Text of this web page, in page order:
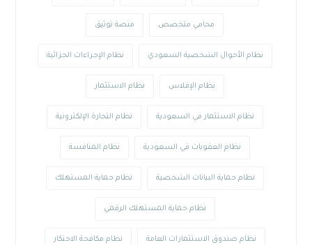
محامي متخصص منصة توثيق
نظام الأحوال الشخصية السعودي نظام الإجراءات الجزائية
نظام الإفلاس نظام الاستثمار
نظام الاستثمار في السعودية نظام التجارة الإلكترونية
نظام العقوبات في السعودية نظام المنافسة
نظام حماية البيانات الشخصية نظام حماية المستهلك
نظام حماية المستهلك الرقمي
نظام صندوق الاستثمارات العامة نظام مكافحة الاحتكار